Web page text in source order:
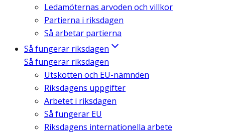
Ledamöternas arvoden och villkor
Partierna i riksdagen
Så arbetar partierna
Så fungerar riksdagen
Så fungerar riksdagen
Utskotten och EU-nämnden
Riksdagens uppgifter
Arbetet i riksdagen
Så fungerar EU
Riksdagens internationella arbete